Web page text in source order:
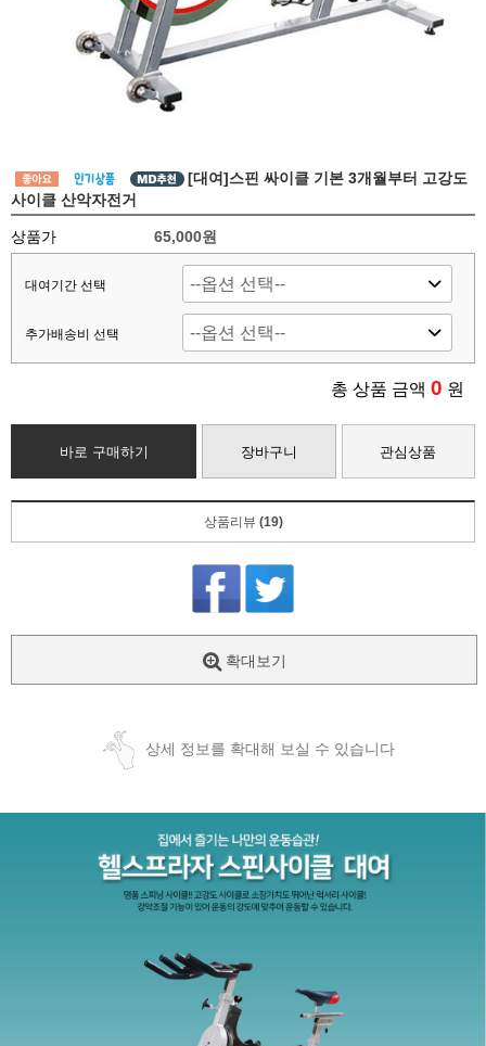
[대여]스핀 싸이클 기본 3개월부터 고강도
사이클 산악자전거
상품가 65,000원
대여기간 선택
추가배송비 선택
총 상품 금액 0 원
바로 구매하기 장바구니 관심상품
상품리뷰 (19)
확대보기
상세 정보를 확대해 보실 수 있습니다